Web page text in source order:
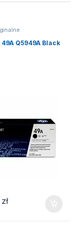
49A Q5949A Black
zł